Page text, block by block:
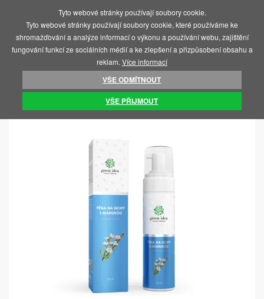
ÚVOD KOSMETIKA A HYGIENA PÉČE O NOHY
Tyto webové stránky používají soubory cookie.
Tyto webové stránky používají soubory cookie, které používáme ke
shromažďování a analýze informací o výkonu a používání webu, zajištění
fungování funkcí ze sociálních médií a ke zlepšení a přizpůsobení obsahu a
reklam. Více informací
VŠE ODMÍTNOUT
VŠE PŘIJMOUT